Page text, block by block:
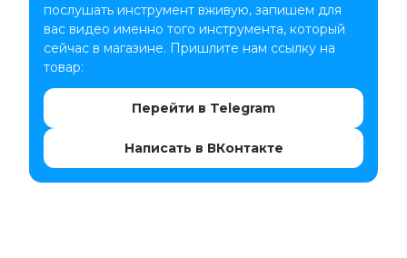
послушать инструмент вживую, запишем для
вас видео именно того инструмента, который
сейчас в магазине. Пришлите нам ссылку на
товар:
Перейти в Telegram
Написать в ВКонтакте